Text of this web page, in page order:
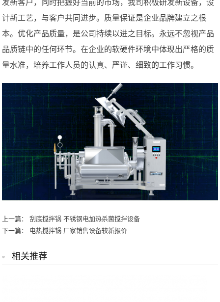
发新客户，同时把握好当前的市场，我司积极研发新设备，设
计新工艺，与客户共同进步。质量保证是企业品牌建立之根
本。优化产品质量，是公司持续以进之目标。永远不忽视产品
品质链中的任何环节。在企业的软硬件环境中体现出严格的质
量水准，培养工作人员的认真、严谨、细致的工作习惯。
上一篇：刮底搅拌锅 不锈钢电加热杀菌搅拌设备
下一篇： 电热搅拌锅 厂家销售设备较新报价
相关推荐